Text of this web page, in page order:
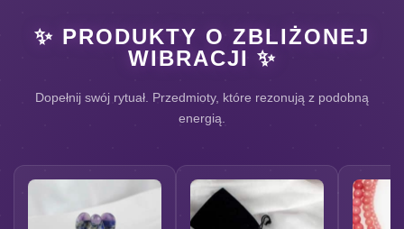
✨ PRODUKTY O ZBLIŻONEJ
WIBRACJI ✨
Dopełnij swój rytuał. Przedmioty, które rezonują z podobną
energią.